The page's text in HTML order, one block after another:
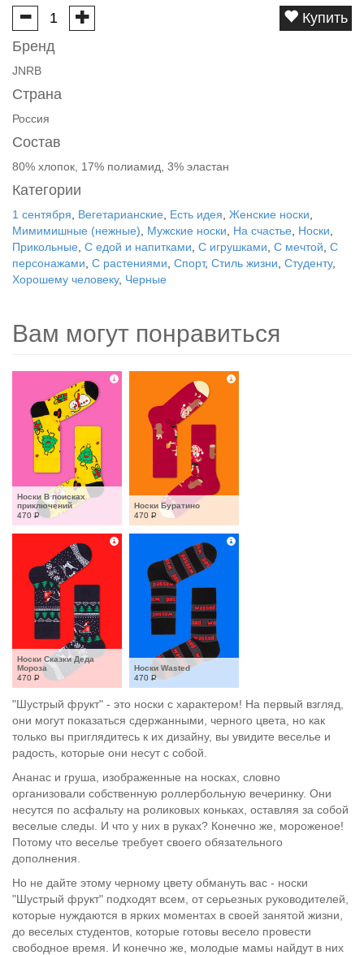
Купить
Бренд
JNRB
Страна
Россия
Состав
80% хлопок, 17% полиамид, 3% эластан
Категории
1 сентября Вегетарианские Есть идея Женские носки
Мимимишные (нежные)
Мужские носки На счастье Носки
Прикольные С едой и напитками С игрушками С мечтой С
персонажами С растениями Спорт, Стиль жизни Студенту,
Хорошему человеку, Черные
Вам могут понравиться
Носки В поисках
приключений
470 Р
Носки Буратино
470 Р
Носки Сказки Деда
Мороза
470 Р
Носки Wasted
470 Р
"Шустрый фрукт" - это носки с характером! На первый взгляд,
они могут показаться сдержанными, черного цвета, но как
только вы приглядитесь к их дизайну, вы увидите веселье и
радость, которые они несут с собой.
Ананас и груша, изображенные на носках, словно
организовали собственную роллербольную вечеринку. Они
несутся по асфальту на роликовых коньках, оставляя за собой
веселые следы. И что у них в руках? Конечно же, мороженое!
Потому что веселье требует своего обязательного
дополнения.
Но не дайте этому черному цвету обмануть вас - носки
"Шустрый фрукт" подходят всем, от серьезных руководителей,
которые нуждаются в ярких моментах в своей занятой жизни,
до веселых студентов, которые готовы весело провести
свободное время. И конечно же, молодые мамы найдут в них